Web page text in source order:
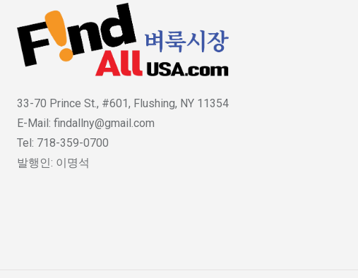
33-70 Prince St., #601, Flushing, NY 11354
E-Mail: findallny@gmail.com
Tel: 718-359-0700
발행인: 이명석